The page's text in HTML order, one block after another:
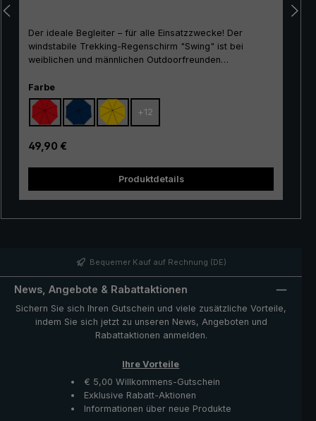
Der ideale Begleiter – für alle Einsatzzwecke! Der
windstabile Trekking-Regenschirm "Swing" ist bei
weiblichen und männlichen Outdoorfreunden
Preis-/Leistungsverhältnisses ist der Klassiker als
Einsteigermodell besonders gut geeignet. Das Gestell
aus 100% Glasfasern ist sehr flexibel und überzeugt
durch seine ausgezeichnete Stabilität und erstklassige
Verarbeitung. Durch den Einsatz von innovativen
Materialien ist der "Swing" zudem sehr leicht und kann
somit bequem in der Hand getragen werden. Ob bei
einem kurzen Regenschauer oder bei Dauerregen, der
beliebte Trekking-Regenschirm "Swing" bietet
Wetterbedingungen.
Farbeauswählen
+ 12
Regulärer Preis:
49,90 €
Produktdetails
Bequemer Kauf auf Rechnung (DE)
News, Angebote & Rabattaktionen
Sichern Sie sich Ihren Gutschein und viele zusätzliche Vorteile,
indem Sie sich jetzt zu unseren News, Angeboten und
Rabattaktionen anmelden.
Ihre Vorteile
€ 5,00 Willkommens-Gutschein
Exklusive Rabatt-Aktionen
Informationen über neue Produkte